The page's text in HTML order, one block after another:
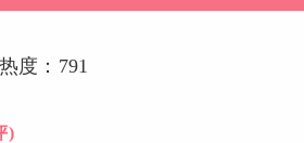
度：791
)